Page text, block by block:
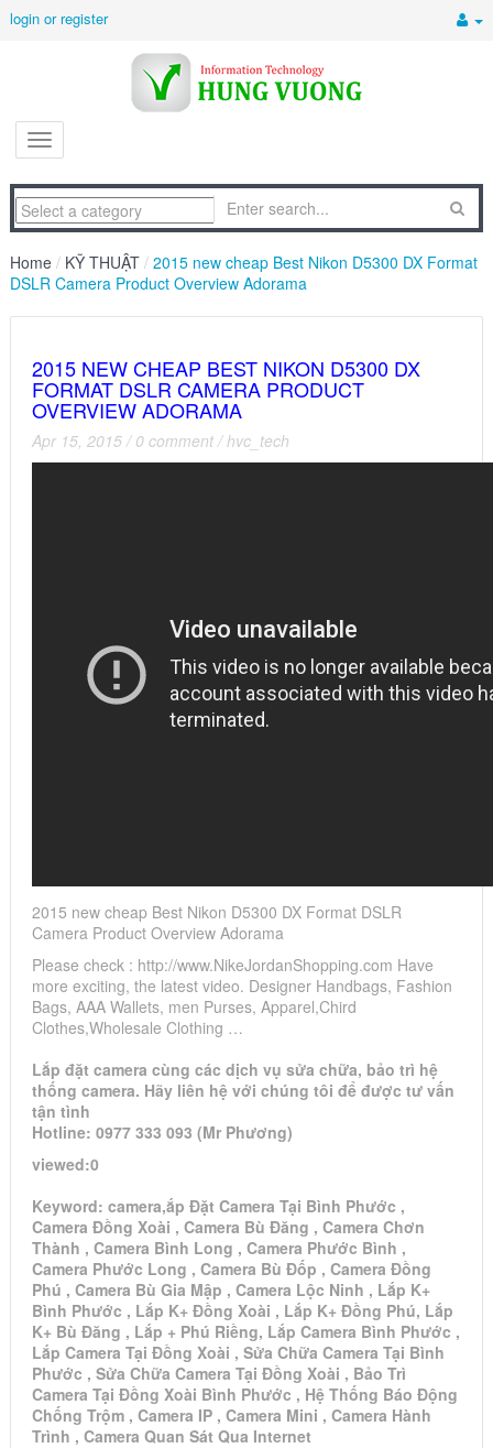
login or register
Home / KỸ THUẬT / 2015 new cheap Best Nikon D5300 DX Format
DSLR Camera Product Overview Adorama
2015 NEW CHEAP BEST NIKON D5300 DX
FORMAT DSLR CAMERA PRODUCT
OVERVIEW ADORAMA
Apr 15, 2015 / 0 comment /hvc_tech
2015 new cheap Best Nikon D5300 DX Format DSLR
Camera Product Overview Adorama
Please check : http://www.NikeJordanShopping.com Have
more exciting, the latest video. Designer Handbags, Fashion
Bags, AAA Wallets, men Purses, Apparel,Chird
Clothes,Wholesale Clothing …
Lắp đặt camera cùng các dịch vụ sửa chữa, bảo trì hệ
thống camera. Hãy liên hệ với chúng tôi để được tư vấn
tận tình
Hotline: 0977 333 093 (Mr Phương)
viewed:0
Keyword: camera,ắp Đặt Camera Tại Bình Phước ,
Camera Đồng Xoài , Camera Bù Đăng , Camera Chơn
Thành , Camera Bình Long , Camera Phước Bình ,
Camera Phước Long , Camera Bù Đốp , Camera Đồng
Phú , Camera Bù Gia Mập , Camera Lộc Ninh , Lắp K+
Bình Phước , Lắp K+ Đồng Xoài , Lắp K+ Đồng Phú, Lắp
K+ Bù Đăng , Lắp + Phú Riềng, Lắp Camera Bình Phước ,
Lắp Camera Tại Đồng Xoài , Sửa Chữa Camera Tại Bình
Phước , Sửa Chữa Camera Tại Đồng Xoài , Bảo Trì
Camera Tại Đồng Xoài Bình Phước , Hệ Thống Báo Động
Chống Trộm , Camera IP , Camera Mini , Camera Hành
Trình , Camera Quan Sát Qua Internet